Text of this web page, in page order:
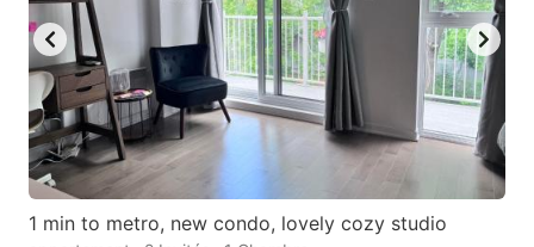
1 min to metro, new condo, lovely cozy studio